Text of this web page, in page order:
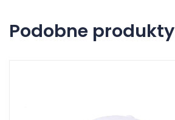
Podobne produkty